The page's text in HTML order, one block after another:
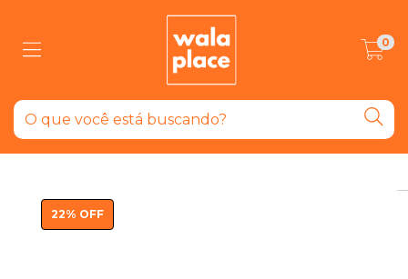
0
22% OFF